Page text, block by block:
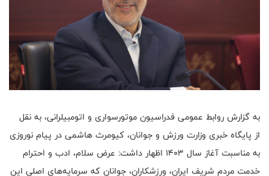
به گزارش روابط عمومی فدراسیون موتورسواری و اتومبیلرانی، به نقل
از پایگاه خبری وزارت ورزش و جوانان، کیومرث هاشمی در پیام نوروزی
به مناسبت آغاز سال 1403 اظهار داشت: عرض سلام، ادب و احترام
خدمت مردم شریف ایران، ورزشکاران، جوانان که سرمایه‌های اصلی این